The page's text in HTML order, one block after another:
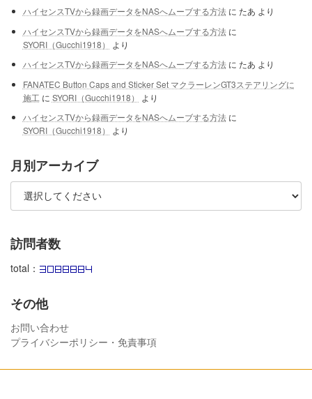
ハイセンスTVから録画データをNASへムーブする方法に たあ より
ハイセンスTVから録画データをNASへムーブする方法に
SYORI（Gucchi1918）
より
ハイセンスTVから録画データをNASへムーブする方法に たあ より
FANATEC Button Caps and Sticker Set マクラーレンGT3ステアリングに
施工 に SYORI（Gucchi1918）
より
ハイセンスTVから録画データをNASへムーブする方法に
SYORI（Gucchi1918）
より
月別アーカイブ
訪問者数
total：
その他
お問い合わせ
プライバシーポリシー・免責事項